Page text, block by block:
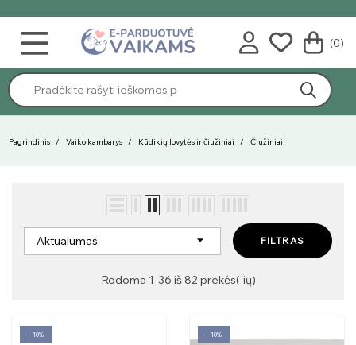
(0)
Pagrindinis Vaiko kambarys Kūdikių lovytės ir čiužiniai Čiužiniai
Aktualumas  FILTRAS
Rodoma 1-36 iš 82 prekės(-ių)
−10% −10%